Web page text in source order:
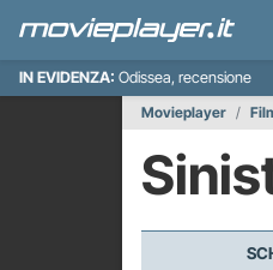
IN EVIDENZA: Odissea, recensione
Movieplayer